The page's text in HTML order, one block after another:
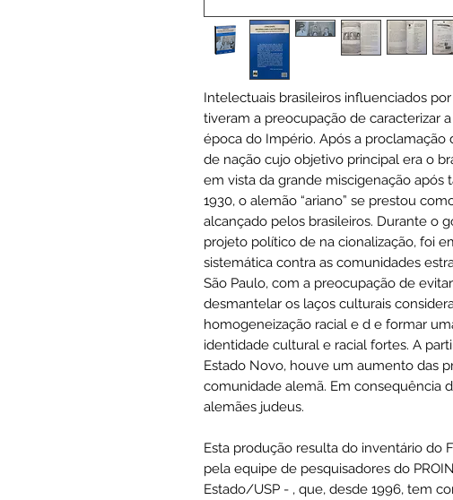
Intelectuais brasileiros influenciados
tiveram a preocupação de caracterizar
época do Império. Após a proclamação
de nação cujo objetivo principal era o
em vista da grande miscigenação após
1930, o alemão “ariano” se prestou
alcançado pelos brasileiros. Durante o
projeto político de na cionalização, foi
sistemática contra as comunidades
São Paulo, com a preocupação de
desmantelar os laços culturais
homogeneização racial e d e formar
identidade cultural e racial fortes. A
Estado Novo, houve um aumento das
comunidade alemã. Em consequência
alemães judeus.
Esta produção resulta do inventário do
pela equipe de pesquisadores do
Estado/USP - , que, desde 1996, tem